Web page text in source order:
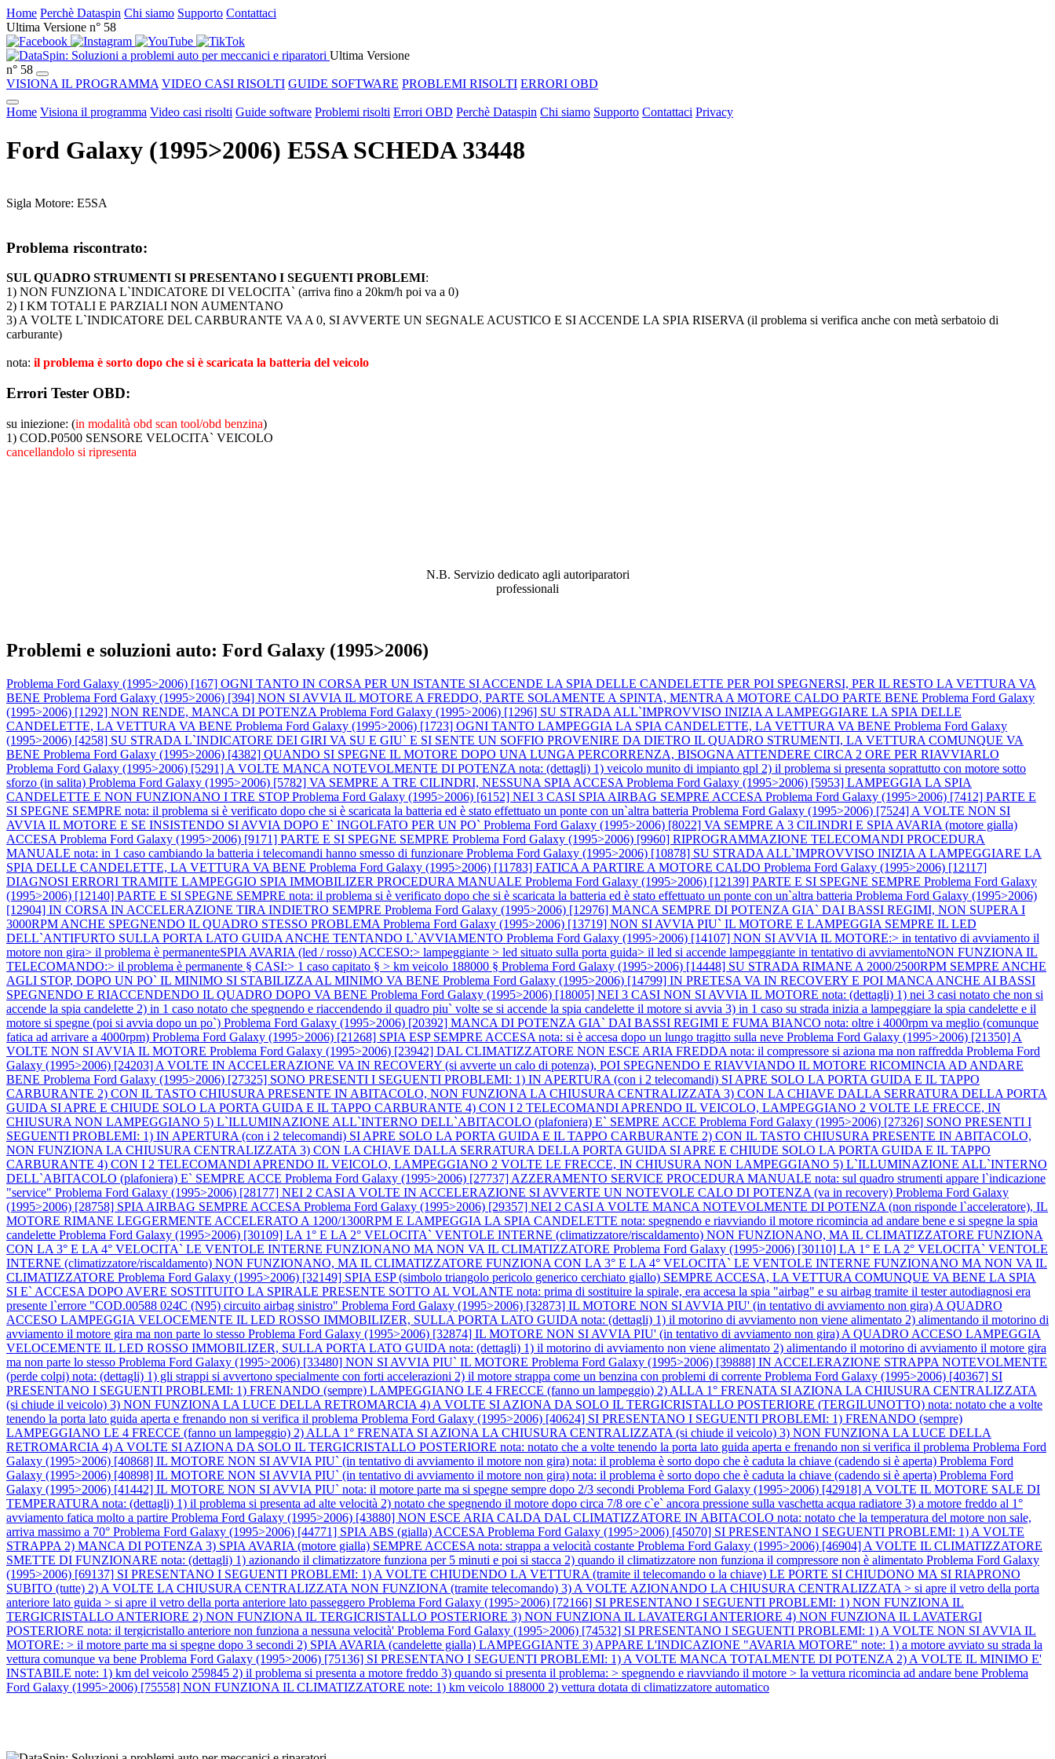
Home Perchè Dataspin Chi siamo Supporto Contattaci
Ultima Versione n° 58
Ultima Versione
n° 58
VISIONA IL PROGRAMMA VIDEO CASI RISOLTI GUIDE SOFTWARE PROBLEMI RISOLTI ERRORI OBD
Home Visiona il programma Video casi risolti Guide software Problemi risolti Errori OBD Perchè Dataspin Chi siamo Supporto Contattaci Privacy
Ford Galaxy (1995>2006) E5SA SCHEDA 33448
Sigla Motore: E5SA
Problema riscontrato:
SUL QUADRO STRUMENTI SI PRESENTANO I SEGUENTI PROBLEMI:
1) NON FUNZIONA L`INDICATORE DI VELOCITA` (arriva fino a 20km/h poi va a 0)
2) I KM TOTALI E PARZIALI NON AUMENTANO
3) A VOLTE L`INDICATORE DEL CARBURANTE VA A 0, SI AVVERTE UN SEGNALE ACUSTICO E SI ACCENDE LA SPIA RISERVA (il problema si verifica anche con metà serbatoio di
carburante)
nota: il problema è sorto dopo che si è scaricata la batteria del veicolo
Errori Tester OBD:
su iniezione: (in modalità obd scan tool/obd benzina)
1) COD.P0500 SENSORE VELOCITA` VEICOLO
cancellandolo si ripresenta
N.B. Servizio dedicato agli autoriparatori
professionali
Problemi e soluzioni auto: Ford Galaxy (1995>2006)
Problema Ford Galaxy (1995>2006) [167] OGNI TANTO IN CORSA PER UN ISTANTE SI ACCENDE LA SPIA DELLE CANDELETTE PER POI SPEGNERSI, PER IL RESTO LA VETTURA VA
BENE Problema Ford Galaxy (1995>2006) [394] NON SI AVVIA IL MOTORE A FREDDO, PARTE SOLAMENTE A SPINTA, MENTRA A MOTORE CALDO PARTE BENE Problema Ford Galaxy
(1995>2006) [1292] NON RENDE, MANCA DI POTENZA Problema Ford Galaxy (1995>2006) [1296] SU STRADA ALL`IMPROVVISO INIZIA A LAMPEGGIARE LA SPIA DELLE
CANDELETTE, LA VETTURA VA BENE Problema Ford Galaxy (1995>2006) [1723] OGNI TANTO LAMPEGGIA LA SPIA CANDELETTE, LA VETTURA VA BENE Problema Ford Galaxy
(1995>2006) [4258] SU STRADA L`INDICATORE DEI GIRI VA SU E GIU` E SI SENTE UN SOFFIO PROVENIRE DA DIETRO IL QUADRO STRUMENTI, LA VETTURA COMUNQUE VA
BENE Problema Ford Galaxy (1995>2006) [4382] QUANDO SI SPEGNE IL MOTORE DOPO UNA LUNGA PERCORRENZA, BISOGNA ATTENDERE CIRCA 2 ORE PER RIAVVIARLO
Problema Ford Galaxy (1995>2006) [5291] A VOLTE MANCA NOTEVOLMENTE DI POTENZA nota: (dettagli) 1) veicolo munito di impianto gpl 2) il problema si presenta soprattutto con motore sotto
sforzo (in salita) Problema Ford Galaxy (1995>2006) [5782] VA SEMPRE A TRE CILINDRI, NESSUNA SPIA ACCESA Problema Ford Galaxy (1995>2006) [5953] LAMPEGGIA LA SPIA
CANDELETTE E NON FUNZIONANO I TRE STOPProblema Ford Galaxy (1995>2006) [6152] NEI 3 CASI SPIA AIRBAG SEMPRE ACCESA Problema Ford Galaxy (1995>2006) [7412] PARTE E
SI SPEGNE SEMPRE nota: il problema si è verificato dopo che si è scaricata la batteria ed è stato effettuato un ponte con un`altra batteria Problema Ford Galaxy (1995>2006) [7524] A VOLTE NON SI
AVVIA IL MOTORE E SE INSISTENDO SI AVVIA DOPO E` INGOLFATO PER UN PO` Problema Ford Galaxy (1995>2006) [8022] VA SEMPRE A 3 CILINDRI E SPIA AVARIA (motore gialla)
ACCESA Problema Ford Galaxy (1995>2006) [9171] PARTE E SI SPEGNE SEMPRE Problema Ford Galaxy (1995>2006) [9960] RIPROGRAMMAZIONE TELECOMANDI PROCEDURA
MANUALE nota: in 1 caso cambiando la batteria i telecomandi hanno smesso di funzionare Problema Ford Galaxy (1995>2006) [10878] SU STRADA ALL`IMPROVVISO INIZIA A LAMPEGGIARE LA
SPIA DELLE CANDELETTE, LA VETTURA VA BENE Problema Ford Galaxy (1995>2006) [11783] FATICA A PARTIRE A MOTORE CALDO Problema Ford Galaxy (1995>2006) [12117]
DIAGNOSI ERRORI TRAMITE LAMPEGGIO SPIA IMMOBILIZER PROCEDURA MANUALE Problema Ford Galaxy (1995>2006) [12139] PARTE E SI SPEGNE SEMPRE Problema Ford Galaxy
(1995>2006) [12140] PARTE E SI SPEGNE SEMPRE nota: il problema si è verificato dopo che si è scaricata la batteria ed è stato effettuato un ponte con un`altra batteria Problema Ford Galaxy (1995>2006)
[12904] IN CORSA IN ACCELERAZIONE TIRA INDIETRO SEMPRE Problema Ford Galaxy (1995>2006) [12976] MANCA SEMPRE DI POTENZA GIA` DAI BASSI REGIMI, NON SUPERA I
3000RPM ANCHE SPEGNENDO IL QUADRO STESSO PROBLEMA Problema Ford Galaxy (1995>2006) [13719] NON SI AVVIA PIU` IL MOTORE E LAMPEGGIA SEMPRE IL LED
DELL`ANTIFURTO SULLA PORTA LATO GUIDA ANCHE TENTANDO L`AVVIAMENTO Problema Ford Galaxy (1995>2006) [14107] NON SI AVVIA IL MOTORE:> in tentativo di avviamento il
motore non gira> il problema è permanenteSPIA AVARIA (led / rosso) ACCESO:> lampeggiante > led situato sulla porta guida> il led si accende lampeggiante in tentativo di avviamentoNON FUNZIONA IL
TELECOMANDO:> il problema è permanente § CASI:> 1 caso capitato § > km veicolo 188000 § Problema Ford Galaxy (1995>2006) [14448] SU STRADA RIMANE A 2000/2500RPM SEMPRE ANCHE
AGLI STOP, DOPO UN PO` IL MINIMO SI STABILIZZA AL MINIMO VA BENE Problema Ford Galaxy (1995>2006) [14799] IN PRETESA VA IN RECOVERY E POI MANCA ANCHE AI BASSI
SPEGNENDO E RIACCENDENDO IL QUADRO DOPO VA BENE Problema Ford Galaxy (1995>2006) [18005] NEI 3 CASI NON SI AVVIA IL MOTORE nota: (dettagli) 1) nei 3 casi notato che non si
accende la spia candelette 2) in 1 caso notato che spegnendo e riaccendendo il quadro piu` volte se si accende la spia candelette il motore si avvia 3) in 1 caso su strada inizia a lampeggiare la spia candelette e il
motore si spegne (poi si avvia dopo un po`) Problema Ford Galaxy (1995>2006) [20392] MANCA DI POTENZA GIA` DAI BASSI REGIMI E FUMA BIANCO nota: oltre i 4000rpm va meglio (comunque
fatica ad arrivare a 4000rpm) Problema Ford Galaxy (1995>2006) [21268] SPIA ESP SEMPRE ACCESA nota: si è accesa dopo un lungo tragitto sulla neve Problema Ford Galaxy (1995>2006) [21350] A
VOLTE NON SI AVVIA IL MOTORE Problema Ford Galaxy (1995>2006) [23942] DAL CLIMATIZZATORE NON ESCE ARIA FREDDA nota: il compressore si aziona ma non raffredda Problema Ford
Galaxy (1995>2006) [24203] A VOLTE IN ACCELERAZIONE VA IN RECOVERY (si avverte un calo di potenza), POI SPEGNENDO E RIAVVIANDO IL MOTORE RICOMINCIA AD ANDARE
BENE Problema Ford Galaxy (1995>2006) [27325] SONO PRESENTI I SEGUENTI PROBLEMI: 1) IN APERTURA (con i 2 telecomandi) SI APRE SOLO LA PORTA GUIDA E IL TAPPO
CARBURANTE 2) CON IL TASTO CHIUSURA PRESENTE IN ABITACOLO, NON FUNZIONA LA CHIUSURA CENTRALIZZATA 3) CON LA CHIAVE DALLA SERRATURA DELLA PORTA
GUIDA SI APRE E CHIUDE SOLO LA PORTA GUIDA E IL TAPPO CARBURANTE 4) CON I 2 TELECOMANDI APRENDO IL VEICOLO, LAMPEGGIANO 2 VOLTE LE FRECCE, IN
CHIUSURA NON LAMPEGGIANO 5) L`ILLUMINAZIONE ALL`INTERNO DELL`ABITACOLO (plafoniera) E` SEMPRE ACCE Problema Ford Galaxy (1995>2006) [27326] SONO PRESENTI I
SEGUENTI PROBLEMI: 1) IN APERTURA (con i 2 telecomandi) SI APRE SOLO LA PORTA GUIDA E IL TAPPO CARBURANTE 2) CON IL TASTO CHIUSURA PRESENTE IN ABITACOLO,
NON FUNZIONA LA CHIUSURA CENTRALIZZATA 3) CON LA CHIAVE DALLA SERRATURA DELLA PORTA GUIDA SI APRE E CHIUDE SOLO LA PORTA GUIDA E IL TAPPO
CARBURANTE 4) CON I 2 TELECOMANDI APRENDO IL VEICOLO, LAMPEGGIANO 2 VOLTE LE FRECCE, IN CHIUSURA NON LAMPEGGIANO 5) L`ILLUMINAZIONE ALL`INTERNO
DELL`ABITACOLO (plafoniera) E` SEMPRE ACCE Problema Ford Galaxy (1995>2006) [27737] AZZERAMENTO SERVICE PROCEDURA MANUALE nota: sul quadro strumenti appare l`indicazione
"service" Problema Ford Galaxy (1995>2006) [28177] NEI 2 CASI A VOLTE IN ACCELERAZIONE SI AVVERTE UN NOTEVOLE CALO DI POTENZA (va in recovery) Problema Ford Galaxy
(1995>2006) [28758] SPIA AIRBAG SEMPRE ACCESA Problema Ford Galaxy (1995>2006) [29357] NEI 2 CASI A VOLTE MANCA NOTEVOLMENTE DI POTENZA (non risponde l`acceleratore), IL
MOTORE RIMANE LEGGERMENTE ACCELERATO A 1200/1300RPM E LAMPEGGIA LA SPIA CANDELETTE nota: spegnendo e riavviando il motore ricomincia ad andare bene e si spegne la spia
candelette Problema Ford Galaxy (1995>2006) [30109] LA 1° E LA 2° VELOCITA` VENTOLE INTERNE (climatizzatore/riscaldamento) NON FUNZIONANO, MA IL CLIMATIZZATORE FUNZIONA
CON LA 3° E LA 4° VELOCITA` LE VENTOLE INTERNE FUNZIONANO MA NON VA IL CLIMATIZZATORE Problema Ford Galaxy (1995>2006) [30110] LA 1° E LA 2° VELOCITA` VENTOLE
INTERNE (climatizzatore/riscaldamento) NON FUNZIONANO, MA IL CLIMATIZZATORE FUNZIONA CON LA 3° E LA 4° VELOCITA` LE VENTOLE INTERNE FUNZIONANO MA NON VA IL
CLIMATIZZATORE Problema Ford Galaxy (1995>2006) [32149] SPIA ESP (simbolo triangolo pericolo generico cerchiato giallo) SEMPRE ACCESA, LA VETTURA COMUNQUE VA BENE LA SPIA
SI E` ACCESA DOPO AVERE SOSTITUITO LA SPIRALE PRESENTE SOTTO AL VOLANTE nota: prima di sostituire la spirale, era accesa la spia "airbag" e su airbag tramite il tester autodiagnosi era
presente l`errore "COD.00588 024C (N95) circuito airbag sinistro" Problema Ford Galaxy (1995>2006) [32873] IL MOTORE NON SI AVVIA PIU' (in tentativo di avviamento non gira) A QUADRO
ACCESO LAMPEGGIA VELOCEMENTE IL LED ROSSO IMMOBILIZER, SULLA PORTA LATO GUIDA nota: (dettagli) 1) il motorino di avviamento non viene alimentato 2) alimentando il motorino di
avviamento il motore gira ma non parte lo stesso Problema Ford Galaxy (1995>2006) [32874] IL MOTORE NON SI AVVIA PIU' (in tentativo di avviamento non gira) A QUADRO ACCESO LAMPEGGIA
VELOCEMENTE IL LED ROSSO IMMOBILIZER, SULLA PORTA LATO GUIDA nota: (dettagli) 1) il motorino di avviamento non viene alimentato 2) alimentando il motorino di avviamento il motore gira
ma non parte lo stesso Problema Ford Galaxy (1995>2006) [33480] NON SI AVVIA PIU` IL MOTORE Problema Ford Galaxy (1995>2006) [39888] IN ACCELERAZIONE STRAPPA NOTEVOLMENTE
(perde colpi) nota: (dettagli) 1) gli strappi si avvertono specialmente con forti accelerazioni 2) il motore strappa come un benzina con problemi di corrente Problema Ford Galaxy (1995>2006) [40367] SI
PRESENTANO I SEGUENTI PROBLEMI: 1) FRENANDO (sempre) LAMPEGGIANO LE 4 FRECCE (fanno un lampeggio) 2) ALLA 1° FRENATA SI AZIONA LA CHIUSURA CENTRALIZZATA
(si chiude il veicolo) 3) NON FUNZIONA LA LUCE DELLA RETROMARCIA 4) A VOLTE SI AZIONA DA SOLO IL TERGICRISTALLO POSTERIORE (TERGILUNOTTO) nota: notato che a volte
tenendo la porta lato guida aperta e frenando non si verifica il problema Problema Ford Galaxy (1995>2006) [40624] SI PRESENTANO I SEGUENTI PROBLEMI: 1) FRENANDO (sempre)
LAMPEGGIANO LE 4 FRECCE (fanno un lampeggio) 2) ALLA 1° FRENATA SI AZIONA LA CHIUSURA CENTRALIZZATA (si chiude il veicolo) 3) NON FUNZIONA LA LUCE DELLA
RETROMARCIA 4) A VOLTE SI AZIONA DA SOLO IL TERGICRISTALLO POSTERIORE nota: notato che a volte tenendo la porta lato guida aperta e frenando non si verifica il problema Problema Ford
Galaxy (1995>2006) [40868] IL MOTORE NON SI AVVIA PIU` (in tentativo di avviamento il motore non gira) nota: il problema è sorto dopo che è caduta la chiave (cadendo si è aperta) Problema Ford
Galaxy (1995>2006) [40898] IL MOTORE NON SI AVVIA PIU` (in tentativo di avviamento il motore non gira) nota: il problema è sorto dopo che è caduta la chiave (cadendo si è aperta) Problema Ford
Galaxy (1995>2006) [41442] IL MOTORE NON SI AVVIA PIU` nota: il motore parte ma si spegne sempre dopo 2/3 secondi Problema Ford Galaxy (1995>2006) [42918] A VOLTE IL MOTORE SALE DI
TEMPERATURA nota: (dettagli) 1) il problema si presenta ad alte velocità 2) notato che spegnendo il motore dopo circa 7/8 ore c`e` ancora pressione sulla vaschetta acqua radiatore 3) a motore freddo al 1°
avviamento fatica molto a partire Problema Ford Galaxy (1995>2006) [43880] NON ESCE ARIA CALDA DAL CLIMATIZZATORE IN ABITACOLO nota: notato che la temperatura del motore non sale,
arriva massimo a 70° Problema Ford Galaxy (1995>2006) [44771] SPIA ABS (gialla) ACCESA Problema Ford Galaxy (1995>2006) [45070] SI PRESENTANO I SEGUENTI PROBLEMI: 1) A VOLTE
STRAPPA 2) MANCA DI POTENZA 3) SPIA AVARIA (motore gialla) SEMPRE ACCESA nota: strappa a velocità costante Problema Ford Galaxy (1995>2006) [46904] A VOLTE IL CLIMATIZZATORE
SMETTE DI FUNZIONARE nota: (dettagli) 1) azionando il climatizzatore funziona per 5 minuti e poi si stacca 2) quando il climatizzatore non funziona il compressore non è alimentato Problema Ford Galaxy
(1995>2006) [69137] SI PRESENTANO I SEGUENTI PROBLEMI: 1) A VOLTE CHIUDENDO LA VETTURA (tramite il telecomando o la chiave) LE PORTE SI CHIUDONO MA SI RIAPRONO
SUBITO (tutte) 2) A VOLTE LA CHIUSURA CENTRALIZZATA NON FUNZIONA (tramite telecomando) 3) A VOLTE AZIONANDO LA CHIUSURA CENTRALIZZATA > si apre il vetro della porta
anteriore lato guida > si apre il vetro della porta anteriore lato passeggero Problema Ford Galaxy (1995>2006) [72166] SI PRESENTANO I SEGUENTI PROBLEMI: 1) NON FUNZIONA IL
TERGICRISTALLO ANTERIORE 2) NON FUNZIONA IL TERGICRISTALLO POSTERIORE 3) NON FUNZIONA IL LAVATERGI ANTERIORE 4) NON FUNZIONA IL LAVATERGI
POSTERIORE nota: il tergicristallo anteriore non funziona a nessuna velocità' Problema Ford Galaxy (1995>2006) [74532] SI PRESENTANO I SEGUENTI PROBLEMI: 1) A VOLTE NON SI AVVIA IL
MOTORE: > il motore parte ma si spegne dopo 3 secondi 2) SPIA AVARIA (candelette gialla) LAMPEGGIANTE 3) APPARE L'INDICAZIONE "AVARIA MOTORE" note: 1) a motore avviato su strada la
vettura comunque va bene Problema Ford Galaxy (1995>2006) [75136] SI PRESENTANO I SEGUENTI PROBLEMI: 1) A VOLTE MANCA TOTALMENTE DI POTENZA 2) A VOLTE IL MINIMO E'
INSTABILE note: 1) km del veicolo 259845 2) il problema si presenta a motore freddo 3) quando si presenta il problema: > spegnendo e riavviando il motore > la vettura ricomincia ad andare bene Problema
Ford Galaxy (1995>2006) [75558] NON FUNZIONA IL CLIMATIZZATORE note: 1) km veicolo 188000 2) vettura dotata di climatizzatore automatico